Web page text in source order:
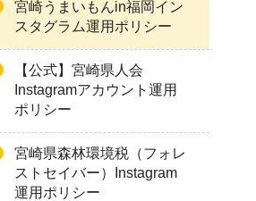
宮崎うまいもんin福岡イン
スタグラム運用ポリシー
【公式】宮崎県人会
Instagramアカウント運用
ポリシー
宮崎県森林環境税（フォレ
ストセイバー）Instagram
運用ポリシー